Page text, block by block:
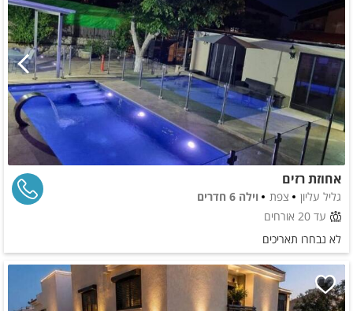
אחוזת רזים
גליל עליון צפת
וילה 6 חדרים
עד 20 אורחים
לא נבחרו תאריכים